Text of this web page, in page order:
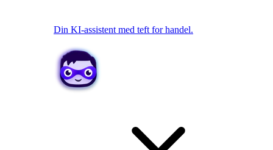
Din KI-assistent med teft for handel.